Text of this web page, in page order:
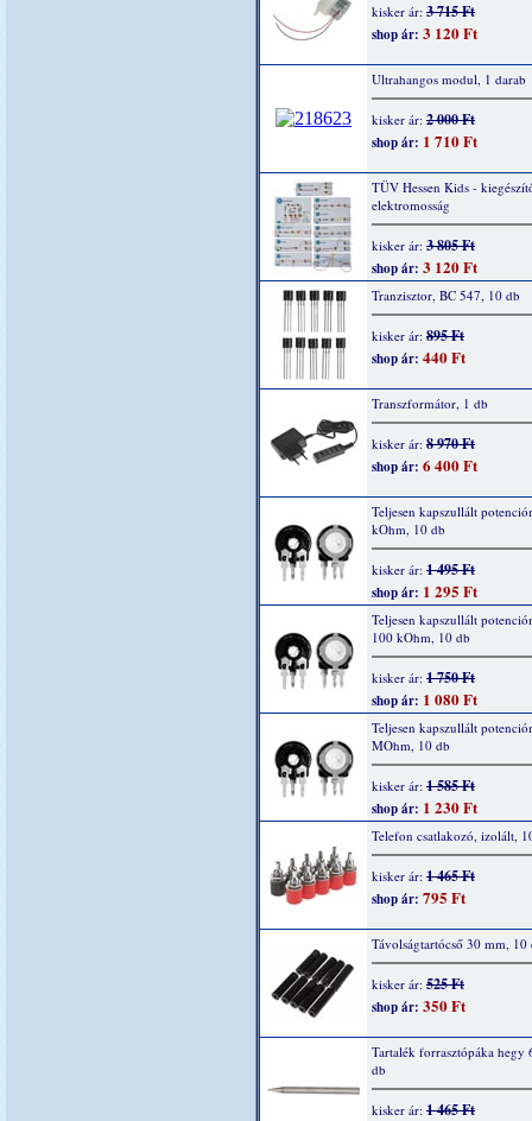
kisker ár: 3 715 Ft
shop ár: 3 120 Ft
Ultrahangos modul, 1 darab
kisker ár: 2 000 Ft
shop ár: 1 710 Ft
TÜV Hessen Kids -
elektromosság
kisker ár: 3 805 Ft
shop ár: 3 120 Ft
Tranzisztor, BC 547, 10 db
kisker ár: 895 Ft
shop ár: 440 Ft
Transzformátor, 1 db
kisker ár: 8 970 Ft
shop ár: 6 400 Ft
Teljesen kapszullált
kOhm, 10 db
kisker ár: 1 495 Ft
shop ár: 1 295 Ft
Teljesen kapszullált
100 kOhm, 10 db
kisker ár: 1 750 Ft
shop ár: 1 080 Ft
Teljesen kapszullált
MOhm, 10 db
kisker ár: 1 585 Ft
shop ár: 1 230 Ft
Telefon csatlakozó, izolált,
kisker ár: 1 465 Ft
shop ár: 795 Ft
Távolságtartócső 30 mm, 10
kisker ár: 525 Ft
shop ár: 350 Ft
Tartalék forrasztópáka hegy
db
kisker ár: 1 465 Ft